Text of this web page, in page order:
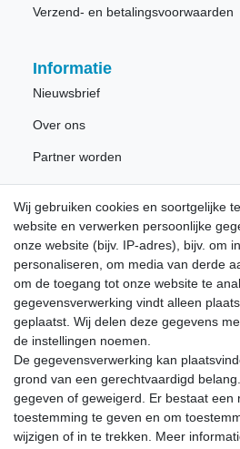
Verzend- en betalingsvoorwaarden
Informatie
Nieuwsbrief
Over ons
Partner worden
Nieuwsbrief
Schrijf u in voor de gratis LÖWE
meer nieuws of promoties.
Hiermede bevestig ik dat ik de
toestemming kan ik te allen tijde herroepen.**
Abonneren
Wij gebruiken cookies en soortgelijke
website en verwerken persoonlijke
onze website (bijv. IP-adres), bijv. om
personaliseren, om media van derde
om de toegang tot onze website te
gegevensverwerking vindt alleen
geplaatst. Wij delen deze gegevens
de instellingen noemen.
De gegevensverwerking kan
grond van een gerechtvaardigd
gegeven of geweigerd. Er bestaat een
toestemming te geven en om
wijzigen of in te trekken. Meer